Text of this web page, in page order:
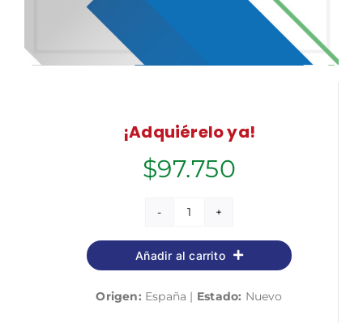
¡Adquiérelo ya!
$97.750
Auxiliar
Administrativo/a
del
de
Añadir al carrito
Origen: España | Estado: Nuevo